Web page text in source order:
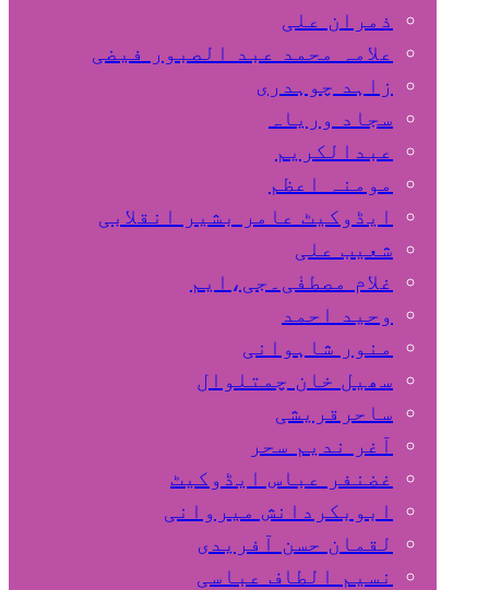
ذمران علی
علامہ محمد عبد الصبور فیضی
زاہد چوہدری
سجاد وریاہ
عبدالکریم
مومنہ اعظم
ایڈوکیٹ عامر بشیر انقلابی
شعیب علی
غلام مصطفٰی۔جی،ایم
وحید احمد
منور شاہوانی
سھیل خان چمتلوال
ساحرقریشی
آغر ندیم سحر
غضنفر عباس ایڈوکیٹ
ابوبکردانش میروانی
لقمان حسن آفریدی
نسیم الطاف عباسی